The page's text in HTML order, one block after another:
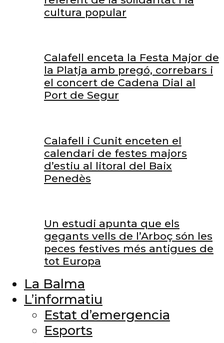
cultura popular
Calafell enceta la Festa Major de
la Platja amb pregó, correbars i
el concert de Cadena Dial al
Port de Segur
Calafell i Cunit enceten el
calendari de festes majors
d’estiu al litoral del Baix
Penedès
Un estudi apunta que els
gegants vells de l’Arboç són les
peces festives més antigues de
tot Europa
La Balma
L’informatiu
Estat d’emergencia
Esports